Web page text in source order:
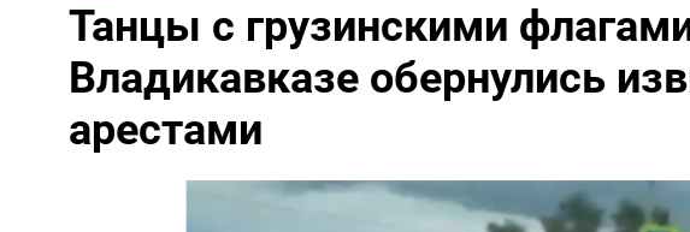
Танцы с грузинскими
Владикавказе обернулись
арестами